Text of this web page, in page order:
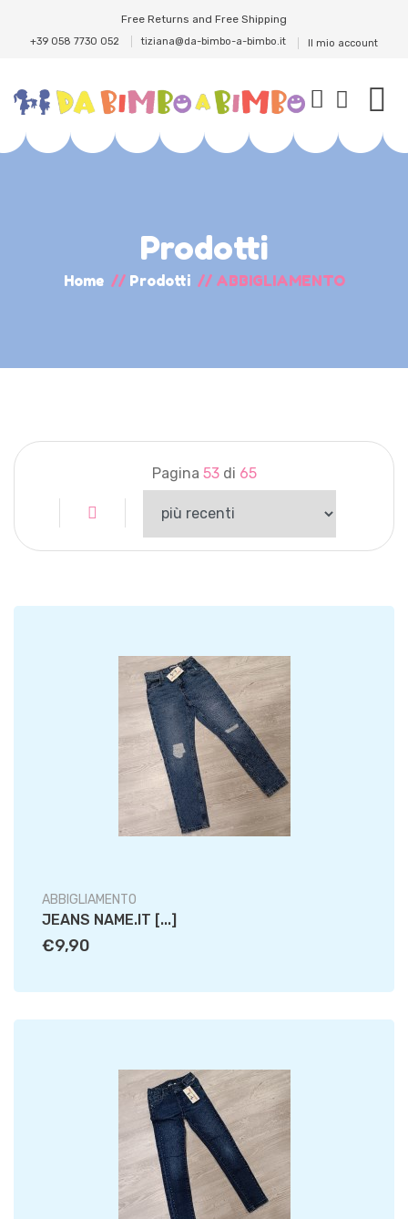
Free Returns and Free Shipping
+39 058 7730 052 tiziana@da-bimbo-a-bimbo.it Il mio account
Prodotti
Home // Prodotti // ABBIGLIAMENTO
Pagina 53 di 65
ABBIGLIAMENTO
JEANS NAME.IT [...]
€9,90